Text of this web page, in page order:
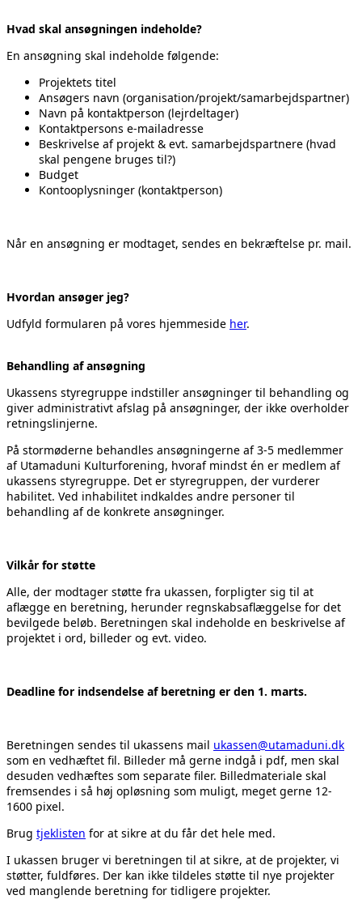
Hvad skal ansøgningen indeholde?
En ansøgning skal indeholde følgende:
Projektets titel
Ansøgers navn (organisation/projekt/samarbejdspartner)
Navn på kontaktperson (lejrdeltager)
Kontaktpersons e-mailadresse
Beskrivelse af projekt & evt. samarbejdspartnere (hvad
skal pengene bruges til?)
Budget
Kontooplysninger (kontaktperson)
Når en ansøgning er modtaget, sendes en bekræftelse pr. mail.
Hvordan ansøger jeg?
Udfyld formularen på vores hjemmeside her.
Behandling af ansøgning
Ukassens styregruppe indstiller ansøgninger til behandling og
giver administrativt afslag på ansøgninger, der ikke overholder
retningslinjerne.
På stormøderne behandles ansøgningerne af 3-5 medlemmer
af Utamaduni Kulturforening, hvoraf mindst én er medlem af
ukassens styregruppe. Det er styregruppen, der vurderer
habilitet. Ved inhabilitet indkaldes andre personer til
behandling af de konkrete ansøgninger.
Vilkår for støtte
Alle, der modtager støtte fra ukassen, forpligter sig til at
aflægge en beretning, herunder regnskabsaflæggelse for det
bevilgede beløb. Beretningen skal indeholde en beskrivelse af
projektet i ord, billeder og evt. video.
Deadline for indsendelse af beretning er den 1. marts.
Beretningen sendes til ukassens mail ukassen@utamaduni.dk
som en vedhæftet fil. Billeder må gerne indgå i pdf, men skal
desuden vedhæftes som separate filer. Billedmateriale skal
fremsendes i så høj opløsning som muligt, meget gerne 12-
1600 pixel.
Brug tjeklisten for at sikre at du får det hele med.
I ukassen bruger vi beretningen til at sikre, at de projekter, vi
støtter, fuldføres. Der kan ikke tildeles støtte til nye projekter
ved manglende beretning for tidligere projekter.